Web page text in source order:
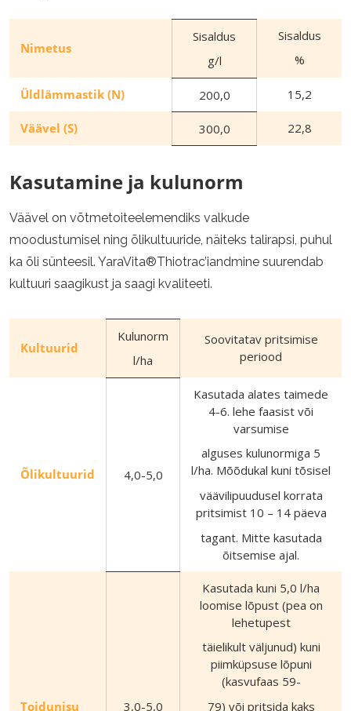
Nimetus
Sisaldus
g/l
Sisaldus
%
Üldlämmastik (N) 200,0 15,2
Väävel (S) 300,0 22,8
Kasutamine ja kulunorm
Väävel on võtmetoiteelemendiks valkude
moodustumisel ning õlikultuuride, näiteks talirapsi, puhul
ka õli sünteesil. YaraVita®Thiotrac’iandmine suurendab
kultuuri saagikust ja saagi kvaliteeti.
Kultuurid
Kulunorm
l/ha
Soovitatav pritsimise
periood
Õlikultuurid 4,0-5,0
Kasutada alates taimede
4-6. lehe faasist või
varsumise
alguses kulunormiga 5
l/ha. Mõõdukal kuni tõsisel
väävilipuudusel korrata
pritsimist 10 – 14 päeva
tagant. Mitte kasutada
õitsemise ajal.
Toidunisu 3,0-5,0
Kasutada kuni 5,0 l/ha
loomise lõpust (pea on
lehetupest
täielikult väljunud) kuni
piimküpsuse lõpuni
(kasvufaas 59-
79) või pritsida kaks